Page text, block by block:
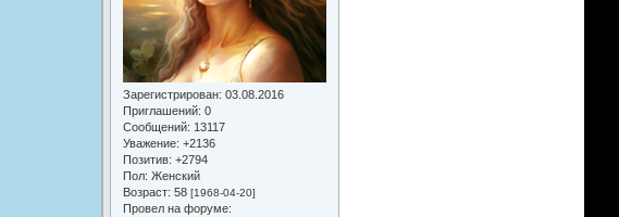
Зарегистрирован: 03.08.2016
Приглашений: 0
Сообщений: 13117
Уважение: +2136
Позитив: +2794
Пол: Женский
Возраст: 58 [1968-04-20]
Провел на форуме: